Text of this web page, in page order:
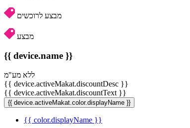
מבצע לרוכשים
מבצע
{{ device.name }}
ללא מע"מ
{{ device.activeMakat.discountDesc }}
{{ device.activeMakat.discountText }}
{{ device.activeMakat.color.displayName }}
{{ color.displayName }}